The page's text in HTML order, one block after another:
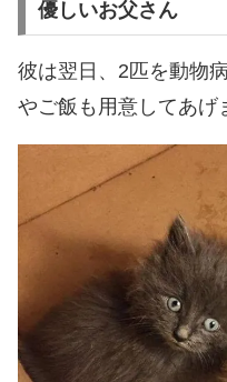
優しいお父さん
彼は翌日、2匹を動物
やご飯も用意してあげ